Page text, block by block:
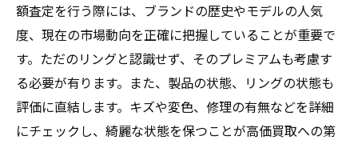
額査定を行う際には、ブランドの歴史やモデルの人気
度、現在の市場動向を正確に把握していることが重要で
す。ただのリングと認識せず、そのプレミアムも考慮す
る必要が有ります。また、製品の状態、リングの状態も
評価に直結します。キズや変色、修理の有無などを詳細
にチェックし、綺麗な状態を保つことが高価買取への第